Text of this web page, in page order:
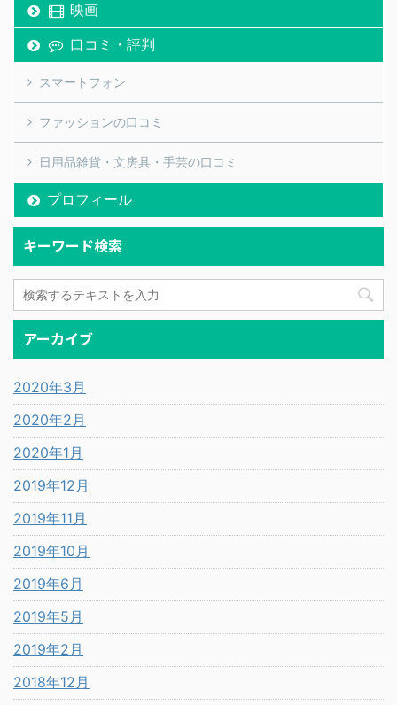
映画
口コミ・評判
スマートフォン
ファッションの口コミ
日用品雑貨・文房具・手芸の口コミ
プロフィール
キーワード検索
アーカイブ
2020年3月
2020年2月
2020年1月
2019年12月
2019年11月
2019年10月
2019年6月
2019年5月
2019年2月
2018年12月